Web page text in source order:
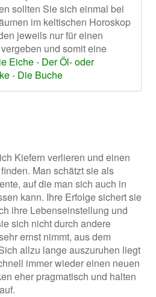
sollten Sie sich einmal bei
im keltischen Horoskop
jeweils nur für einen
und somit eine
Eiche- Der Öl- oder
- Die Buche
Kiefern verlieren und einen
Man schätzt sie als
auf die man sich auch in
kann. Ihre Erfolge sichert sie
ihre Lebenseinstellung und
sich nicht durch andere
ernst nimmt, aus dem
allzu lange auszuruhen liegt
immer wieder einen neuen
eher pragmatisch und halten